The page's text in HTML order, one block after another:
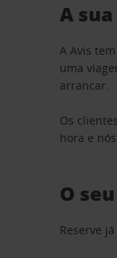
A
A Avis
uma
arrancar.
Os
hora e
O
Reserve